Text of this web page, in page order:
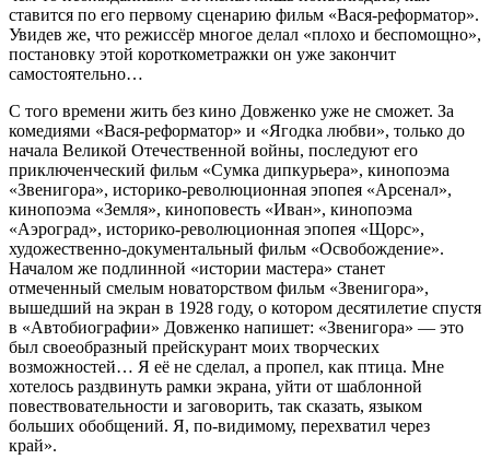
ставится по его первому сценарию фильм «Вася-реформатор».
Увидев же, что режиссёр многое делал «плохо и беспомощно»,
постановку этой короткометражки он уже закончит
самостоятельно…
С того времени жить без кино Довженко уже не сможет. За
комедиями «Вася-реформатор» и «Ягодка любви», только до
начала Великой Отечественной войны, последуют его
приключенческий фильм «Сумка дипкурьера», кинопоэма
«Звенигора», историко-революционная эпопея «Арсенал»,
кинопоэма «Земля», киноповесть «Иван», кинопоэма
«Аэроград», историко-революционная эпопея «Щорс»,
художественно-документальный фильм «Освобождение».
Началом же подлинной «истории мастера» станет
отмеченный смелым новаторством фильм «Звенигора»,
вышедший на экран в 1928 году, о котором десятилетие спустя
в «Автобиографии» Довженко напишет: «Звенигора» — это
был своеобразный прейскурант моих творческих
возможностей… Я её не сделал, а пропел, как птица. Мне
хотелось раздвинуть рамки экрана, уйти от шаблонной
повествовательности и заговорить, так сказать, языком
больших обобщений. Я, по-видимому, перехватил через
край».